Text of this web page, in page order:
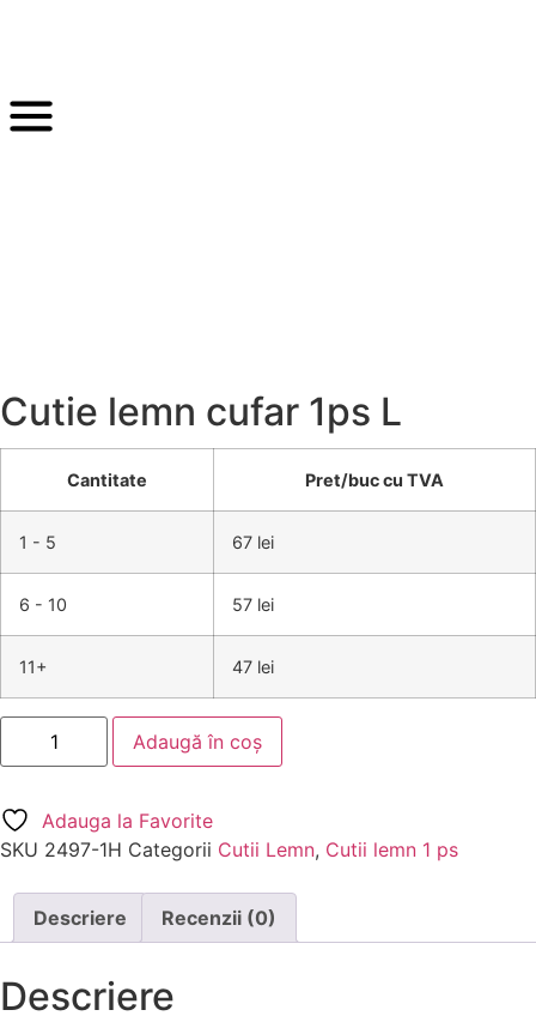
Cutie lemn cufar 1ps L
Cantitate Pret/buc cu TVA
1 - 5 67 lei
6 - 10 57 lei
11+ 47 lei
Adaugă în coș
Adauga la Favorite
SKU 2497-1H Categorii Cutii Lemn, Cutii lemn 1 ps
Descriere Recenzii (0)
Descriere